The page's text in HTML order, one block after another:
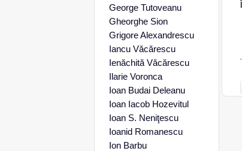
George Tutoveanu
Gheorghe Sion
Grigore Alexandrescu
Iancu Văcărescu
Ienăchită Văcărescu
Ilarie Voronca
Ioan Budai Deleanu
Ioan Iacob Hozevitul
Ioan S. Neniţescu
Ioanid Romanescu
Ion Barbu